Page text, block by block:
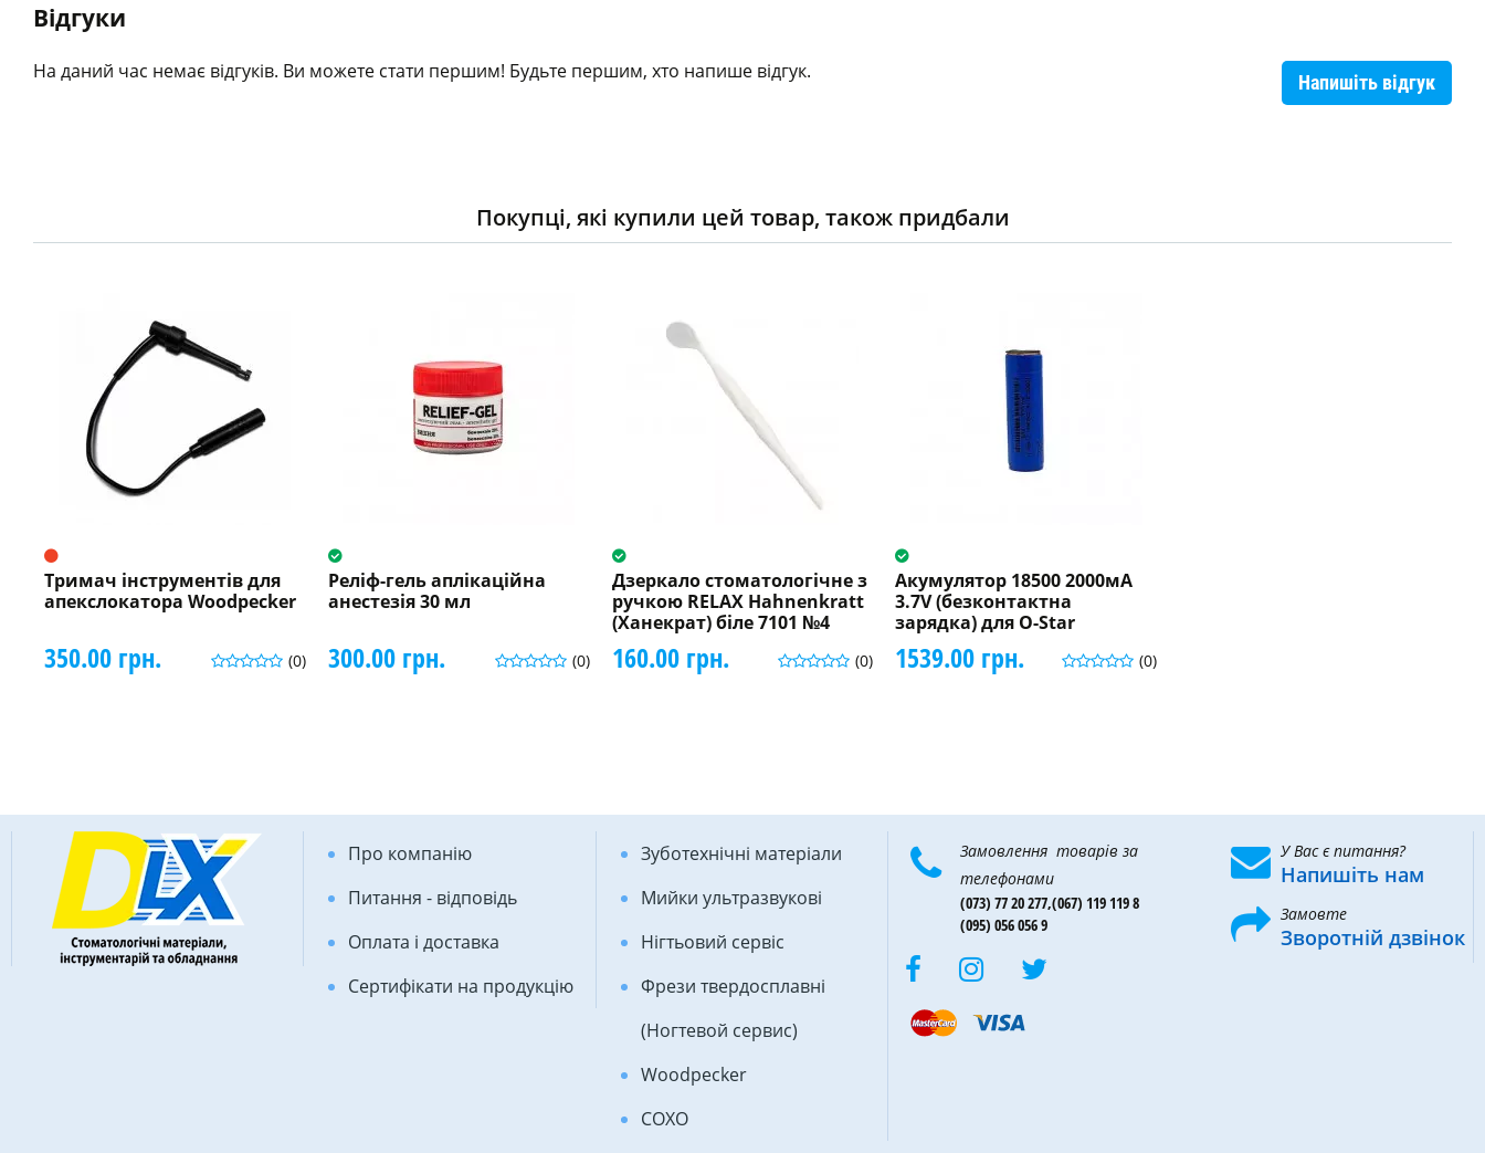
Відгуки
Напишіть відгук
На даний час немає відгуків. Ви можете стати першим! Будьте першим, хто напише відгук.
Покупці, які купили цей товар, також придбали
Тримач інструментів для
апекслокатора Woodpecker
(0)
350.00 грн.
Реліф-гель аплікаційна
анестезія 30 мл
(0)
300.00 грн.
Дзеркало стоматологічне з
ручкою RELAX Hahnenkratt
(Ханекрат) біле 7101 №4
(0)
160.00 грн.
Акумулятор 18500 2000мА
3.7V (безконтактна
зарядка) для O-Star
(0)
1539.00 грн.
Про компанію
Питання - відповідь
Оплата і доставка
Сертифікати на продукцію
Зуботехнічні матеріали
Мийки ультразвукові
Нігтьовий сервіс
Фрези твердосплавні
(Ногтевой сервис)
Woodpecker
COXO
Замовлення товарів за
телефонами
(073) 77 20 277,(067) 119 119 8
(095) 056 056 9
У Вас є питання?
Напишіть нам
Замовте
Зворотній дзвінок